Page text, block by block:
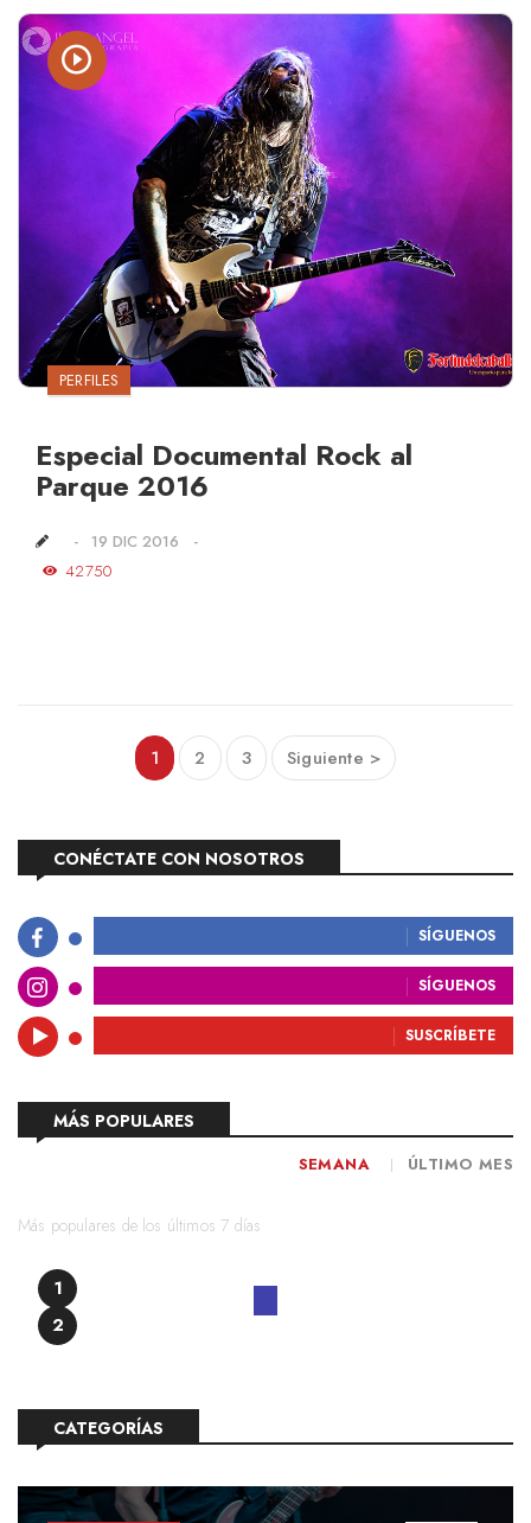
PERFILES
Especial Documental Rock al
Parque 2016
19 DIC 2016
42750
1 2 3 Siguiente >
CONÉCTATE CON NOSOTROS
SÍGUENOS
SÍGUENOS
SUSCRÍBETE
MÁS POPULARES
SEMANA ÚLTIMO MES
Más populares de los últimos 7 días
1
2
CATEGORÍAS